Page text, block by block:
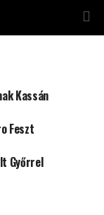
Kassán
Feszt
Győrrel